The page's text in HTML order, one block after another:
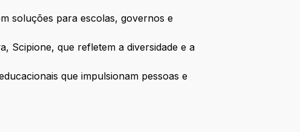
soluções para escolas, governos e
Scipione, que refletem a diversidade e a
que impulsionam pessoas e